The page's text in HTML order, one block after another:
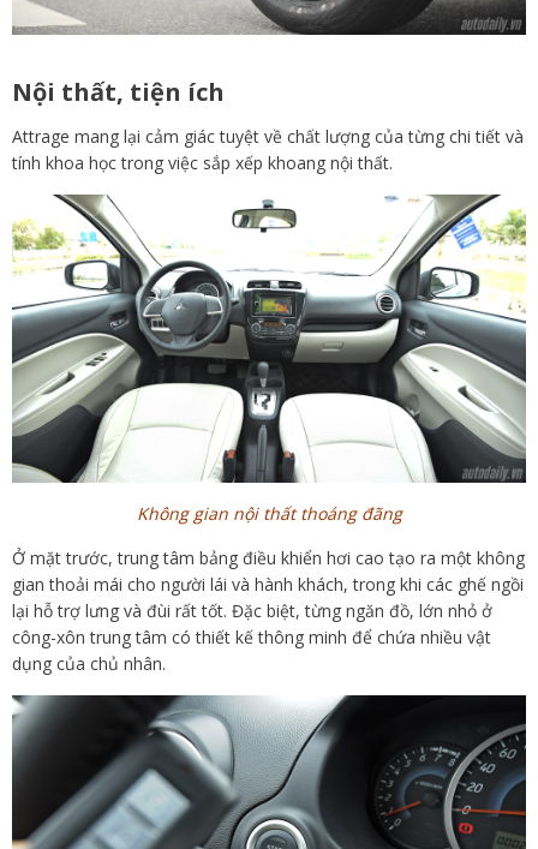
Nội thất, tiện ích
Attrage mang lại cảm giác tuyệt về chất lượng của từng chi tiết và
tính khoa học trong việc sắp xếp khoang nội thất.
Không gian nội thất thoáng đãng
Ở mặt trước, trung tâm bảng điều khiển hơi cao tạo ra một không
gian thoải mái cho người lái và hành khách, trong khi các ghế ngồi
lại hỗ trợ lưng và đùi rất tốt. Đặc biệt, từng ngăn đồ, lớn nhỏ ở
công-xôn trung tâm có thiết kế thông minh để chứa nhiều vật
dụng của chủ nhân.